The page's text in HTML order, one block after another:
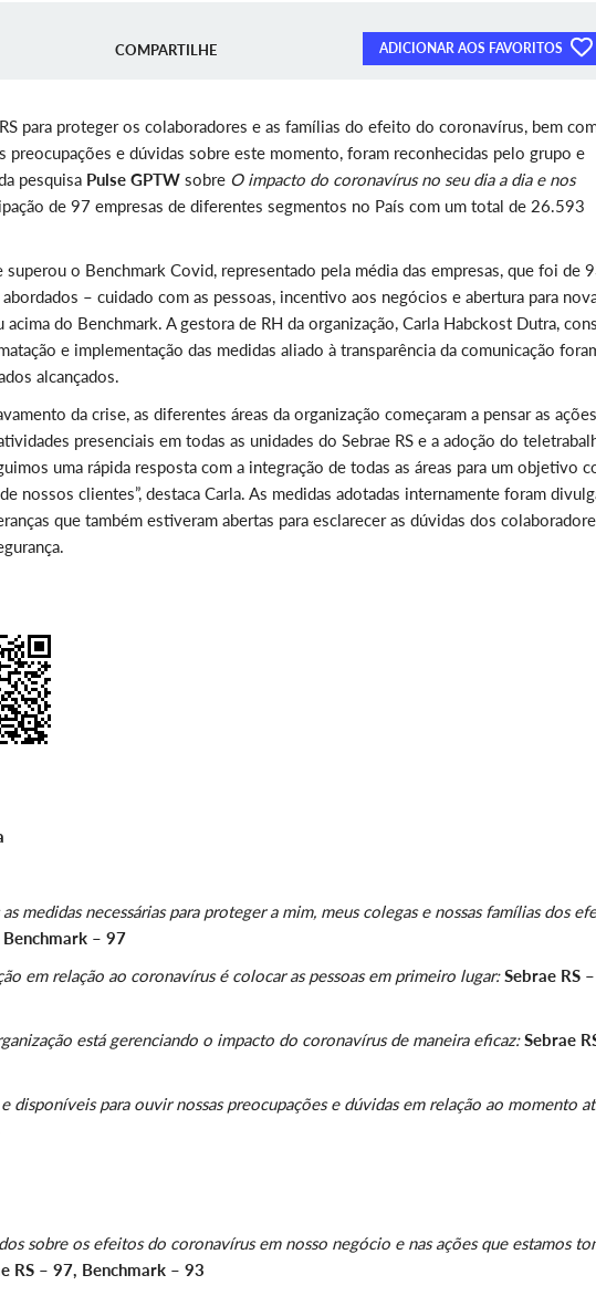
COMPARTILHE ADICIONAR AOS FAVORITOS
para proteger os colaboradores e as famílias do efeito do coronavírus, bem
preocupações e dúvidas sobre este momento, foram reconhecidas pelo grupo e
pesquisa Pulse GPTW sobre O impacto do coronavírus no seu dia a dia e nos
de 97 empresas de diferentes segmentos no País com um total de 26.593
superou o Benchmark Covid, representado pela média das empresas, que foi de
– cuidado com as pessoas, incentivo aos negócios e abertura para
do Benchmark. A gestora de RH da organização, Carla Habckost Dutra,
e implementação das medidas aliado à transparência da comunicação
alcançados.
da crise, as diferentes áreas da organização começaram a pensar as
presenciais em todas as unidades do Sebrae RS e a adoção do
uma rápida resposta com a integração de todas as áreas para um objetivo
nossos clientes”, destaca Carla. As medidas adotadas internamente foram
que também estiveram abertas para esclarecer as dúvidas dos
medidas necessárias para proteger a mim, meus colegas e nossas famílias dos
– 97
em relação ao coronavírus é colocar as pessoas em primeiro lugar: Sebrae RS
está gerenciando o impacto do coronavírus de maneira eficaz: Sebrae
disponíveis para ouvir nossas preocupações e dúvidas em relação ao momento
sobre os efeitos do coronavírus em nosso negócio e nas ações que estamos
RS – 97, Benchmark – 93